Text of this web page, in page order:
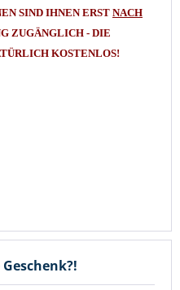
SIND IHNEN ERST NACH
ZUGÄNGLICH - DIE
KOSTENLOS!